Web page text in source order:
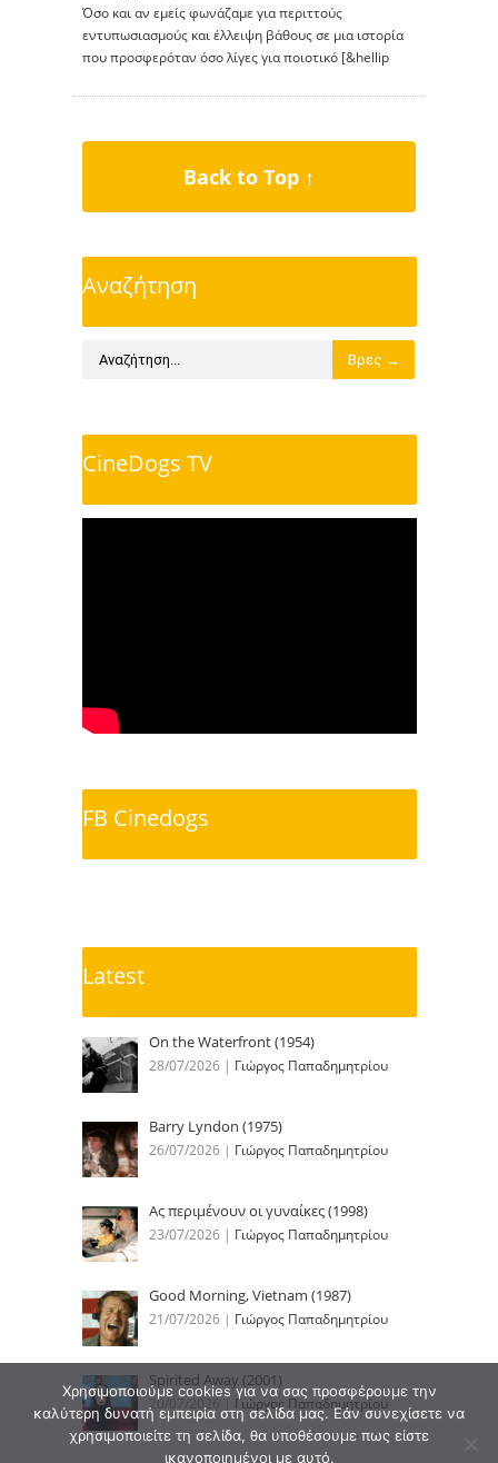
Όσο και αν εμείς φωνάζαμε για περιττούς
εντυπωσιασμούς και έλλειψη βάθους σε μια ιστορία
που προσφερόταν όσο λίγες για ποιοτικό [&hellip
Back to Top ↑
Αναζήτηση
CineDogs TV
FB Cinedogs
Latest
On the Waterfront (1954)
28/07/2026 | Γιώργος Παπαδημητρίου
Barry Lyndon (1975)
26/07/2026 | Γιώργος Παπαδημητρίου
Ας περιμένουν οι γυναίκες (1998)
23/07/2026 | Γιώργος Παπαδημητρίου
Good Morning, Vietnam (1987)
21/07/2026 | Γιώργος Παπαδημητρίου
Spirited Away (2001)
20/07/2026 | Γιώργος Παπαδημητρίου
Χρησιμοποιούμε cookies για να σας προσφέρουμε την
καλύτερη δυνατή εμπειρία στη σελίδα μας. Εάν συνεχίσετε να
χρησιμοποιείτε τη σελίδα, θα υποθέσουμε πως είστε
ικανοποιημένοι με αυτό.